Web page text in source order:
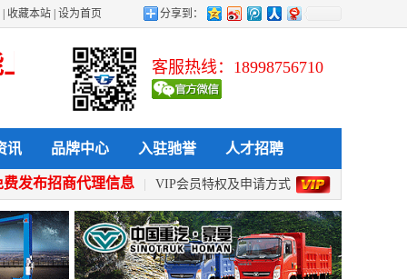
收藏本站 设为首页 分享到：
发布 查看 采购 全天候 全方位
客服热线：18998756710
讯 品牌中心 入驻驰誉 人才招聘
费发布招商代理信息 VIP会员特权及申请方式